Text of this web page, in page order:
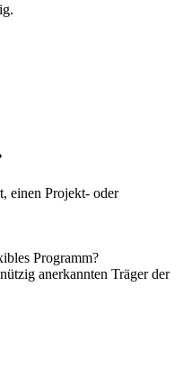
einen Projekt- oder
Programm?
anerkannten Träger der